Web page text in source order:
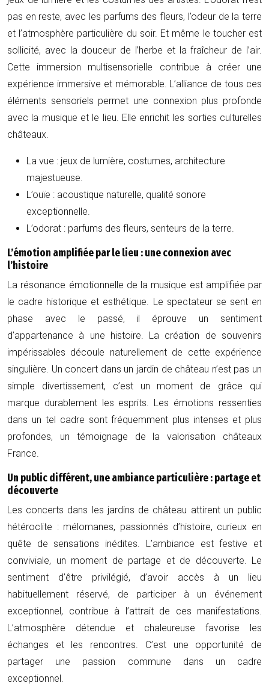
pas en reste, avec les parfums des fleurs, l’odeur de la terre
et l’atmosphère particulière du soir. Et même le toucher est
sollicité, avec la douceur de l’herbe et la fraîcheur de l’air.
Cette immersion multisensorielle contribue à créer une
expérience immersive et mémorable. L’alliance de tous ces
éléments sensoriels permet une connexion plus profonde
avec la musique et le lieu. Elle enrichit les sorties culturelles
châteaux.
La vue : jeux de lumière, costumes, architecture
majestueuse.
L’ouïe : acoustique naturelle, qualité sonore
exceptionnelle.
L’odorat : parfums des fleurs, senteurs de la terre.
L’émotion amplifiée par le lieu : une connexion avec
l’histoire
La résonance émotionnelle de la musique est amplifiée par
le cadre historique et esthétique. Le spectateur se sent en
phase avec le passé, il éprouve un sentiment
d’appartenance à une histoire. La création de souvenirs
impérissables découle naturellement de cette expérience
singulière. Un concert dans un jardin de château n’est pas un
simple divertissement, c’est un moment de grâce qui
marque durablement les esprits. Les émotions ressenties
dans un tel cadre sont fréquemment plus intenses et plus
profondes, un témoignage de la valorisation châteaux
France.
Un public différent, une ambiance particulière : partage et
découverte
Les concerts dans les jardins de château attirent un public
hétéroclite : mélomanes, passionnés d’histoire, curieux en
quête de sensations inédites. L’ambiance est festive et
conviviale, un moment de partage et de découverte. Le
sentiment d’être privilégié, d’avoir accès à un lieu
habituellement réservé, de participer à un événement
exceptionnel, contribue à l’attrait de ces manifestations.
L’atmosphère détendue et chaleureuse favorise les
échanges et les rencontres. C’est une opportunité de
partager une passion commune dans un cadre
exceptionnel.